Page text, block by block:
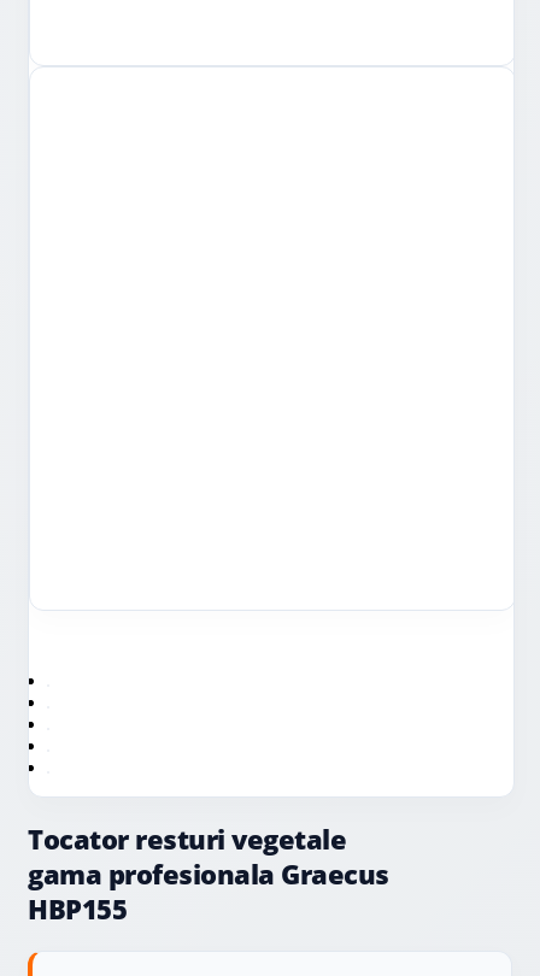
Tocator resturi vegetale
gama profesionala Graecus
HBP155